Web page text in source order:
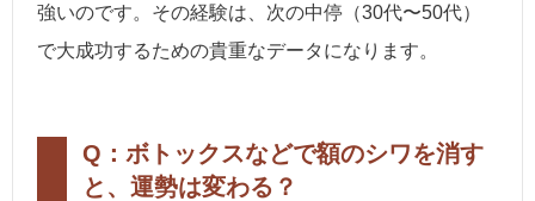
強いのです。その経験は、次の中停（30代〜50代）
で大成功するための貴重なデータになります。
Q：ボトックスなどで額のシワを消す
と、運勢は変わる？